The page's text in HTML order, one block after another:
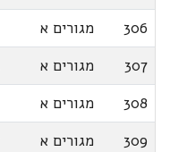
306
מגורים א
307
מגורים א
308
מגורים א
309
מגורים א